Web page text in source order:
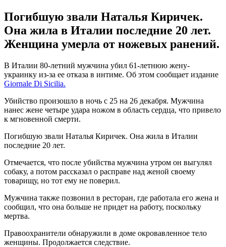
Погибшую звали Наталья Киричек.
Она жила в Италии последние 20 лет.
Женщина умерла от ножевых ранений.
В Италии 80-летний мужчина убил 61-летнюю жену-
украинку из-за ее отказа в интиме. Об этом сообщает издание
Giornale Di Sicilia.
Убийство произошло в ночь с 25 на 26 декабря. Мужчина
нанес жене четыре удара ножом в область сердца, что привело
к мгновенной смерти.
Погибшую звали Наталья Киричек. Она жила в Италии
последние 20 лет.
Отмечается, что после убийства мужчина утром он выгулял
собаку, а потом рассказал о расправе над женой своему
товарищу, но тот ему не поверил.
Мужчина также позвонил в ресторан, где работала его жена и
сообщил, что она больше не придет на работу, поскольку
мертва.
Правоохранители обнаружили в доме окровавленное тело
женщины. Продолжается следствие.